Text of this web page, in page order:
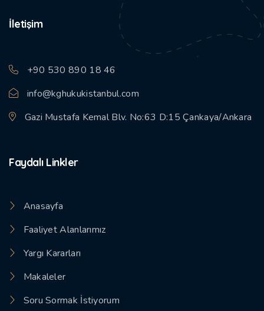
İletişim
+90 530 890 18 46
info@kghukukistanbul.com
Gazi Mustafa Kemal Blv. No:63 D:15 Çankaya/Ankara
Faydalı Linkler
Anasayfa
Faaliyet Alanlarımız
Yargı Kararları
Makaleler
Soru Sormak İstiyorum